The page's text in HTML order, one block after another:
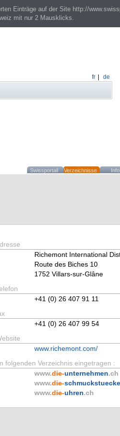
Einträge auf der Site http://
mit nur 2 Mausklicks.
fr de
Swissportail Verzeichnisse
Richemont International
Route des Biches 10
1752 Villars-sur-Glâne
+41 (0) 26 407 91 11
+41 (0) 26 407 99 54
www.richemont.com/
folgenden Verzeichnis eingetragen :
www.die-unternehmen.ch
www.die-schmuckstuecke
www.die-uhren.ch